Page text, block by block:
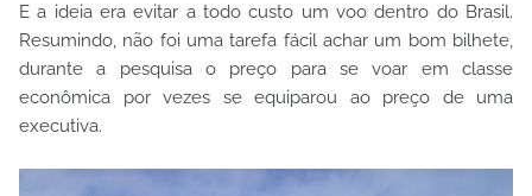
E a ideia era evitar a todo custo um voo dentro do Brasil.
Resumindo, não foi uma tarefa fácil achar um bom bilhete,
durante a pesquisa o preço para se voar em classe
econômica por vezes se equiparou ao preço de uma
executiva.